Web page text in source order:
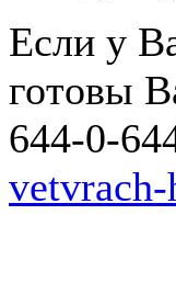
Если у
готовы
644-0-